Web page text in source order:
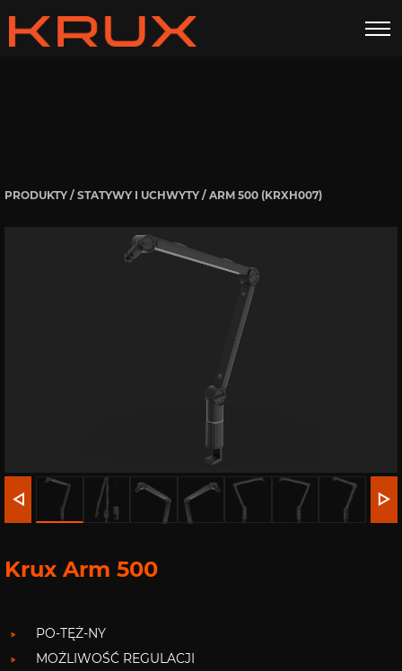
PRODUKTY / STATYWY I UCHWYTY / ARM 500 (KRXH007)
Krux Arm 500
PO-TĘŻ-NY
MOŻLIWOŚĆ REGULACJI